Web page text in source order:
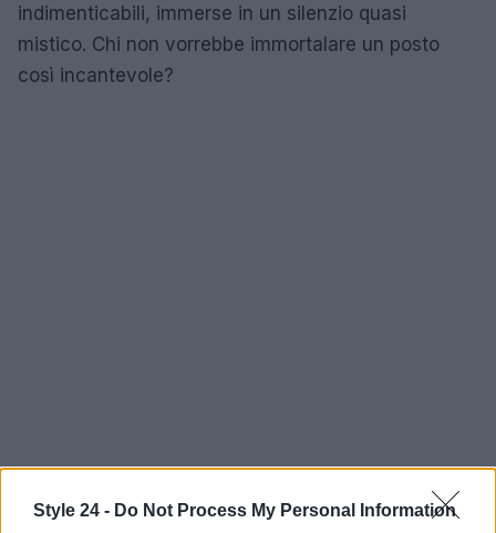
Style 24 - Do Not Process My Personal Information
indimenticabili, immerse in un silenzio quasi
mistico. Chi non vorrebbe immortalare un posto
così incantevole?
Il Faro delle Formiche è più di una semplice